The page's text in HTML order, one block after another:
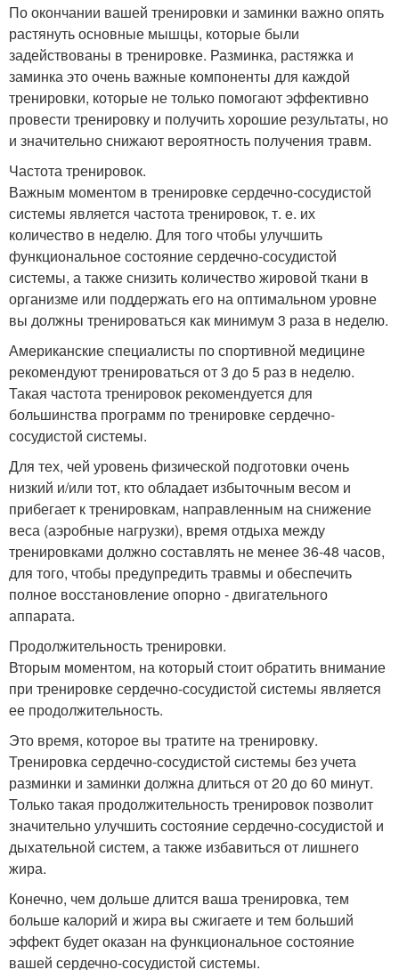
По окончании вашей тренировки и заминки важно опять
растянуть основные мышцы, которые были
задействованы в тренировке. Разминка, растяжка и
заминка это очень важные компоненты для каждой
тренировки, которые не только помогают эффективно
провести тренировку и получить хорошие результаты, но
и значительно снижают вероятность получения травм.
Частота тренировок.
Важным моментом в тренировке сердечно-сосудистой
системы является частота тренировок, т. е. их
количество в неделю. Для того чтобы улучшить
функциональное состояние сердечно-сосудистой
системы, а также снизить количество жировой ткани в
организме или поддержать его на оптимальном уровне
вы должны тренироваться как минимум 3 раза в неделю.
Американские специалисты по спортивной медицине
рекомендуют тренироваться от 3 до 5 раз в неделю.
Такая частота тренировок рекомендуется для
большинства программ по тренировке сердечно-
сосудистой системы.
Для тех, чей уровень физической подготовки очень
низкий и/или тот, кто обладает избыточным весом и
прибегает к тренировкам, направленным на снижение
веса (аэробные нагрузки), время отдыха между
тренировками должно составлять не менее 36-48 часов,
для того, чтобы предупредить травмы и обеспечить
полное восстановление опорно - двигательного
аппарата.
Продолжительность тренировки.
Вторым моментом, на который стоит обратить внимание
при тренировке сердечно-сосудистой системы является
ее продолжительность.
Это время, которое вы тратите на тренировку.
Тренировка сердечно-сосудистой системы без учета
разминки и заминки должна длиться от 20 до 60 минут.
Только такая продолжительность тренировок позволит
значительно улучшить состояние сердечно-сосудистой и
дыхательной систем, а также избавиться от лишнего
жира.
Конечно, чем дольше длится ваша тренировка, тем
больше калорий и жира вы сжигаете и тем больший
эффект будет оказан на функциональное состояние
вашей сердечно-сосудистой системы.